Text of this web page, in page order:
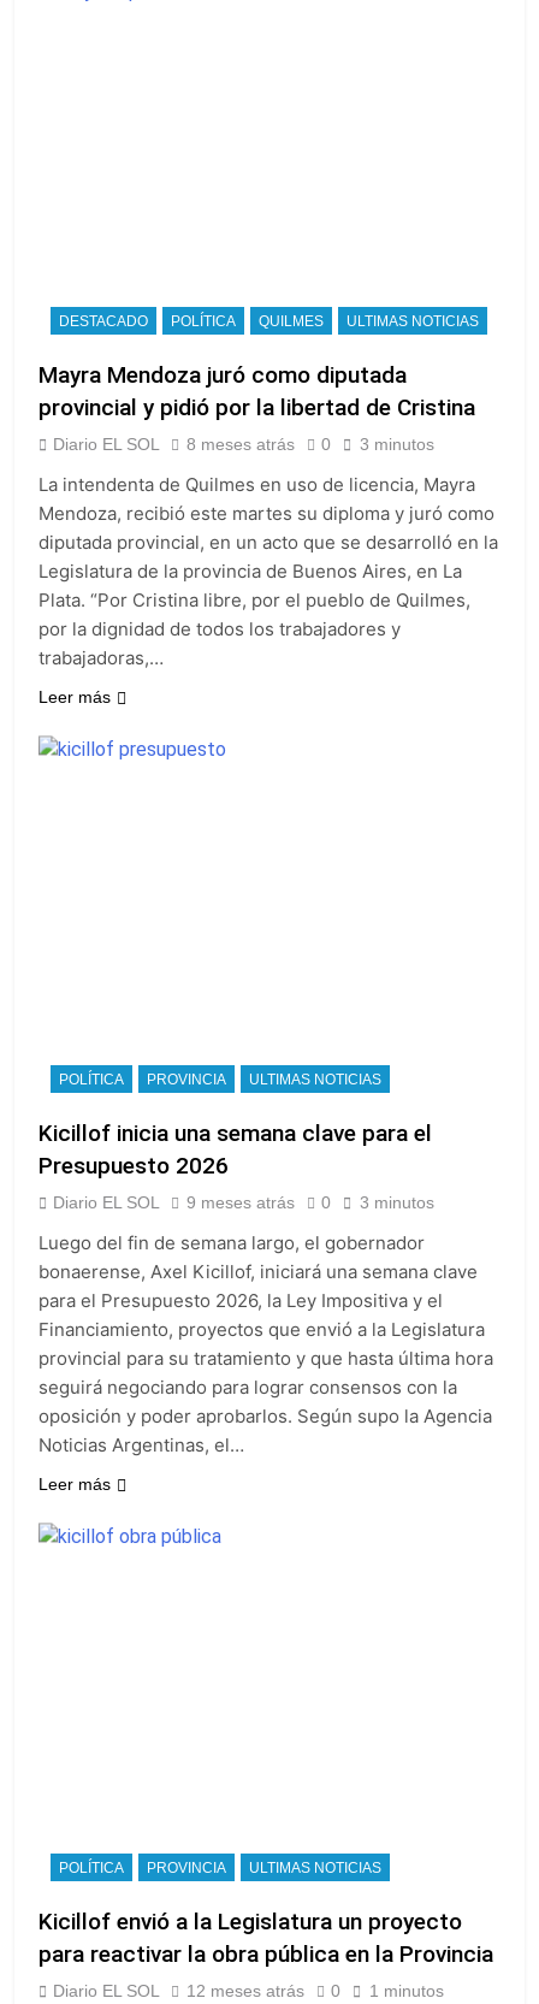
DESTACADO POLÍTICA QUILMES ULTIMAS NOTICIAS
Mayra Mendoza juró como diputada
provincial y pidió por la libertad de Cristina
Diario EL SOL 8 meses atrás 0 3 minutos
La intendenta de Quilmes en uso de licencia, Mayra
Mendoza, recibió este martes su diploma y juró como
diputada provincial, en un acto que se desarrolló en la
Legislatura de la provincia de Buenos Aires, en La
Plata. “Por Cristina libre, por el pueblo de Quilmes,
por la dignidad de todos los trabajadores y
trabajadoras,…
Leer más
POLÍTICA PROVINCIA ULTIMAS NOTICIAS
Kicillof inicia una semana clave para el
Presupuesto 2026
Diario EL SOL 9 meses atrás 0 3 minutos
Luego del fin de semana largo, el gobernador
bonaerense, Axel Kicillof, iniciará una semana clave
para el Presupuesto 2026, la Ley Impositiva y el
Financiamiento, proyectos que envió a la Legislatura
provincial para su tratamiento y que hasta última hora
seguirá negociando para lograr consensos con la
oposición y poder aprobarlos. Según supo la Agencia
Noticias Argentinas, el…
Leer más
POLÍTICA PROVINCIA ULTIMAS NOTICIAS
Kicillof envió a la Legislatura un proyecto
para reactivar la obra pública en la Provincia
Diario EL SOL 12 meses atrás 0 1 minutos